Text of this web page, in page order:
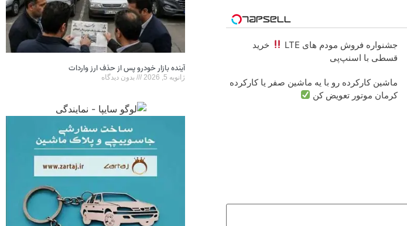
جشنواره فروش مودم های LTE
خرید
قسطی با اسنپ‌پی
ماشین کارکرده رو با یه ماشین صفر یا کارکرده
کرمان موتور تعویض کن
آینده بازار خودرو پس از حذف ارز واردات
ژانویه 5, 2026 بدون دیدگاه